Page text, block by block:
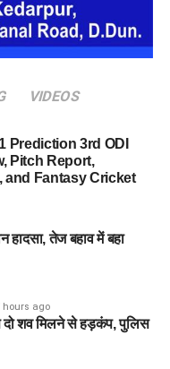
वो कई होटलों में ठहरने के
कर्मचारियों व सुरक्षा
करता था।
से सेना की वर्दी, बैज, कैप और
के अनुसार, इन वस्तुओं का
प्रभावशाली अधिकारी
VIDEOS
Prediction 3rd ODI
Pitch Report,
and Fantasy Cricket
हादसा, तेज बहाव में बहा
hours ago
शव मिलने से हड़कंप, पुलिस